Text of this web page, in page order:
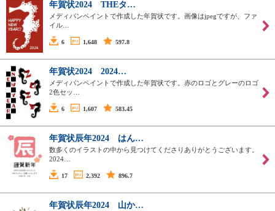
年賀状2024 THEタ…
メディバンペイントで作成した年賀状です。画像はjpegですが、ファ
イル…
6 1,648 597.8
年賀状2024 2024…
メディバンペイントで作成した年賀状です。赤のロゴとグレーのロゴ
2色セッ…
6 1,607 583.45
年賀状辰年2024 はん…
数多くのイラストの中から見つけてくださりありがとうございます。
2024…
17 2,392 896.7
年賀状辰年2024 山か…